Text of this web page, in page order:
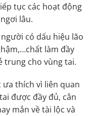
tục các hoạt động
lâu.
có dấu hiệu lão
làm đầy
trung cho vùng tai.
thích vì liên quan
được đầy đủ, cân
mắn về tài lộc và